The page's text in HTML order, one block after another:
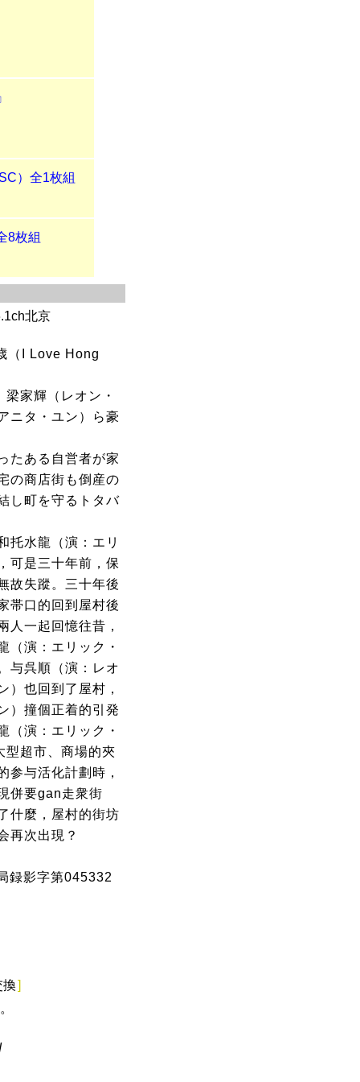
）全1枚組
8枚組
北京
（I Love Hong
家輝（レオン・
ニタ・ユン）ら豪
たある自営者が家
の商店街も倒産の
し町を守るトタバ
托水龍（演：エリ
可是三十年前，保
故失蹤。三十年後
帯口的回到屋村後
人一起回憶往昔，
（演：エリック・
与呉順（演：レオ
）也回到了屋村，
）撞個正着的引発
（演：エリック・
型超市、商場的夾
参与活化計劃時，
併要gan走衆街
什麼，屋村的街坊
再次出現？
録影字第045332
換]